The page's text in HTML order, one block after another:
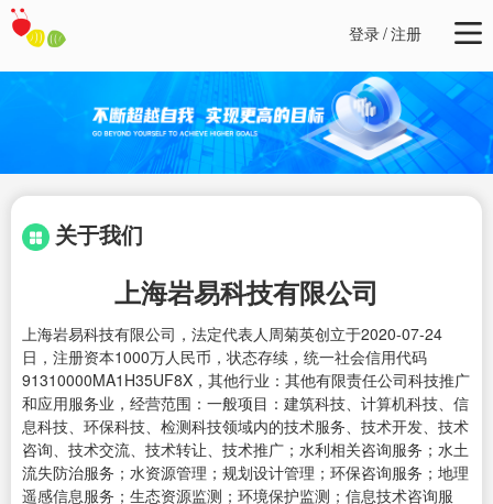
登录/注册
关于我们
上海岩易科技有限公司
上海岩易科技有限公司，法定代表人周菊英创立于2020-07-24
日，注册资本1000万人民币，状态存续，统一社会信用代码
91310000MA1H35UF8X，其他行业：其他有限责任公司科技推广
和应用服务业，经营范围：一般项目：建筑科技、计算机科技、信
息科技、环保科技、检测科技领域内的技术服务、技术开发、技术
咨询、技术交流、技术转让、技术推广；水利相关咨询服务；水土
流失防治服务；水资源管理；规划设计管理；环保咨询服务；地理
遥感信息服务；生态资源监测；环境保护监测；信息技术咨询服